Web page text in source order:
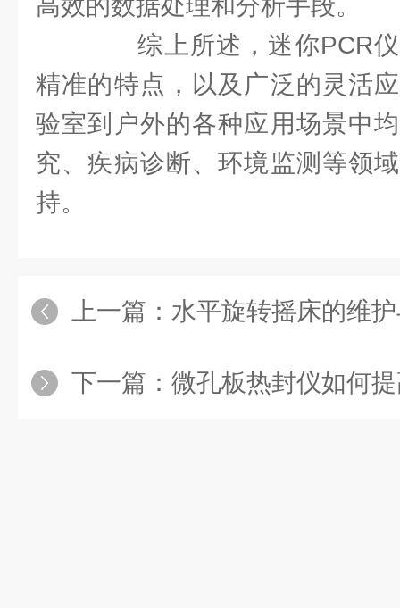
高效的数据处理和分析手段。
综上所述，迷你PCR仪
精准的特点，以及广泛的灵活
验室到户外的各种应用场景中
究、疾病诊断、环境监测等领
持。
上一篇： 水平旋转摇床的维
下一篇： 微孔板热封仪如何